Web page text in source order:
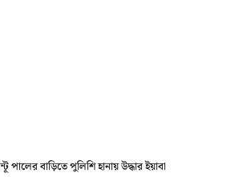
পালের বাড়িতে পুলিশি হানায় উদ্ধার ইয়াবা